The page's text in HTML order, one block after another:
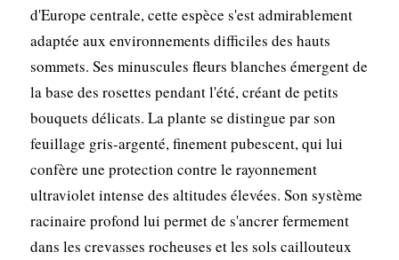
d'Europe centrale, cette espèce s'est admirablement
adaptée aux environnements difficiles des hauts
sommets. Ses minuscules fleurs blanches émergent de
la base des rosettes pendant l'été, créant de petits
bouquets délicats. La plante se distingue par son
feuillage gris-argenté, finement pubescent, qui lui
confère une protection contre le rayonnement
ultraviolet intense des altitudes élevées. Son système
racinaire profond lui permet de s'ancrer fermement
dans les crevasses rocheuses et les sols caillouteux